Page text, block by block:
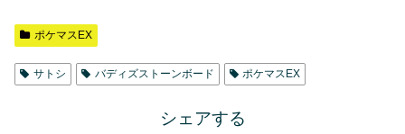
ポケマスEX
サトシ バディズストーンボード ポケマスEX
シェアする